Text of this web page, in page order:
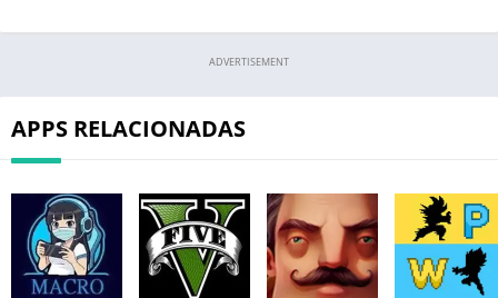
ADVERTISEMENT
APPS RELACIONADAS